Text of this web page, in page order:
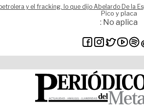
y el fracking, lo que dijo Abelardo De la
Pico y placa
: No aplica